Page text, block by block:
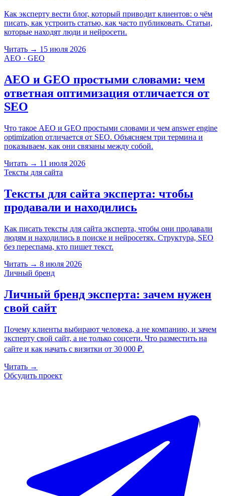
Как эксперту вести блог, который приводит клиентов: о чём
писать, как устроить статью, как часто публиковать. Статьи,
которые находят люди и нейросети.
Читать → 15 июля 2026
AEO · GEO
AEO и GEO простыми словами: чем
ответная оптимизация отличается от
SEO
Что такое AEO и GEO простыми словами и чем answer engine
optimization отличается от SEO. Объясняем три термина и
показываем, как они связаны между собой.
Читать → 11 июля 2026
Тексты для сайта
Тексты для сайта эксперта: чтобы
продавали и находились
Как писать тексты для сайта эксперта, чтобы они продавали
людям и находились в поиске и нейросетях. Структура, SEO
без переспама, кто пишет текст.
Читать → 8 июля 2026
Личный бренд
Личный бренд эксперта: зачем нужен
свой сайт
Почему клиенты выбирают человека, а не компанию, и зачем
эксперту свой сайт, а не только соцсети. Что разместить на
сайте и как начать с визитки от 30 000 ₽.
Читать →
Обсудить проект